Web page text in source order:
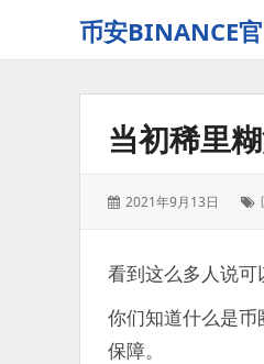
币安BINANCE
当初稀里
发
2021年9月13日
看到这么多人说
你们知道什么是
保障。